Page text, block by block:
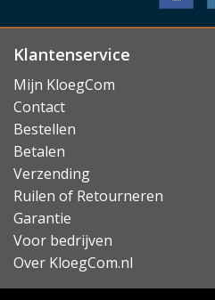
Klantenservice
Mijn KloegCom
Contact
Bestellen
Betalen
Verzending
Ruilen of Retourneren
Garantie
Voor bedrijven
Over KloegCom.nl